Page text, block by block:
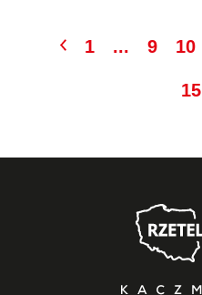
1 ... 9 10
15